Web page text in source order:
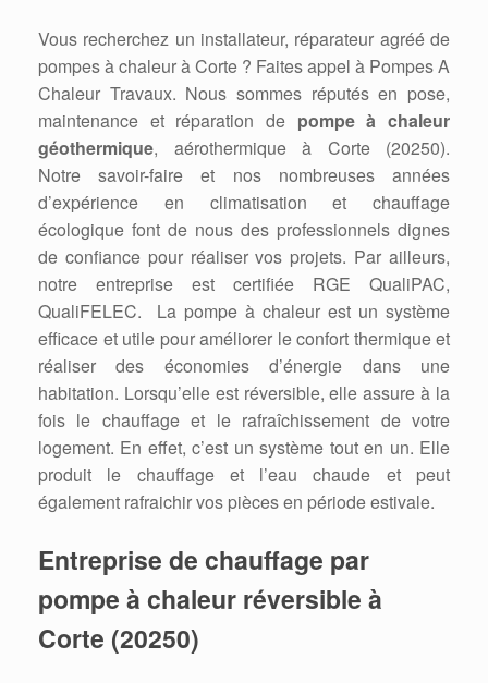
Vous recherchez un installateur, réparateur agréé de
pompes à chaleur à Corte ? Faites appel à Pompes A
Chaleur Travaux. Nous sommes réputés en pose,
maintenance et réparation de pompe à chaleur
géothermique, aérothermique à Corte (20250).
Notre savoir-faire et nos nombreuses années
d’expérience en climatisation et chauffage
écologique font de nous des professionnels dignes
de confiance pour réaliser vos projets. Par ailleurs,
notre entreprise est certifiée RGE QualiPAC,
QualiFELEC. La pompe à chaleur est un système
efficace et utile pour améliorer le confort thermique et
réaliser des économies d’énergie dans une
habitation. Lorsqu’elle est réversible, elle assure à la
fois le chauffage et le rafraîchissement de votre
logement. En effet, c’est un système tout en un. Elle
produit le chauffage et l’eau chaude et peut
également rafraichir vos pièces en période estivale.
Entreprise de chauffage par
pompe à chaleur réversible à
Corte (20250)